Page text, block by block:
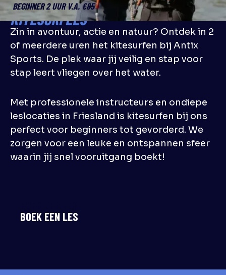
BEGINNER 2 UUR V.A. €85
KITESURFLES
Zin in avontuur, actie en natuur? Ontdek in 2
of meerdere uren het kitesurfen bij Antix
Sports. De plek waar jij veilig en stap voor
stap leert vliegen over het water.
Met professionele instructeurs en ondiepe
leslocaties in Friesland is kitesurfen bij ons
perfect voor beginners tot gevorderd. We
zorgen voor een leuke en ontspannen sfeer
waarin jij snel vooruitgang boekt!